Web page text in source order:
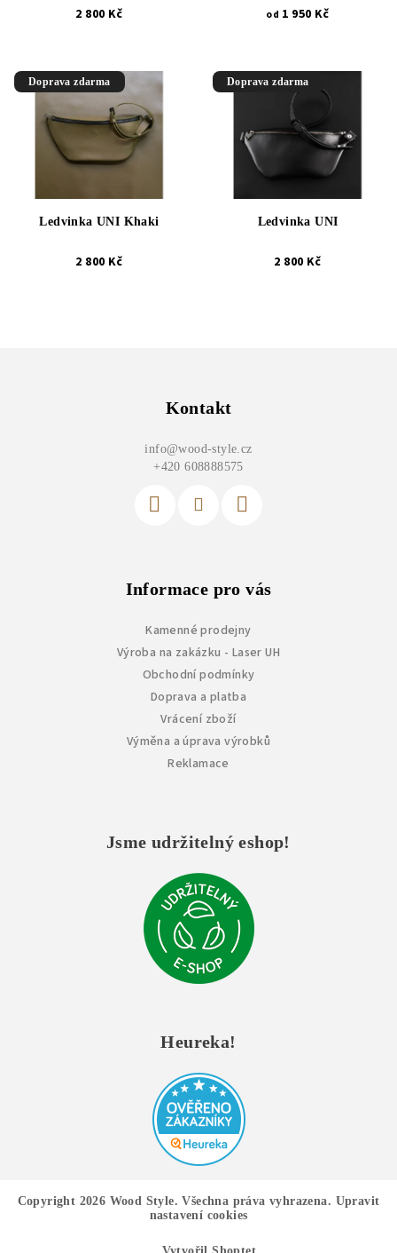
2 800 Kč od 1 950 Kč
Doprava zdarma
Ledvinka UNI Khaki
2 800 Kč
Doprava zdarma
Ledvinka UNI
2 800 Kč
Kontakt
info@wood-style.cz
+420 608888575
Informace pro vás
Kamenné prodejny
Výroba na zakázku - Laser UH
Obchodní podmínky
Doprava a platba
Vrácení zboží
Výměna a úprava výrobků
Reklamace
Jsme udržitelný eshop!
Heureka!
Copyright 2026 Wood Style. Všechna práva vyhrazena. Upravit
nastavení cookies